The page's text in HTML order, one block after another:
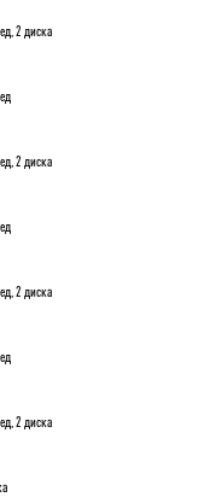
2 диска
2 диска
2 диска
2 диска